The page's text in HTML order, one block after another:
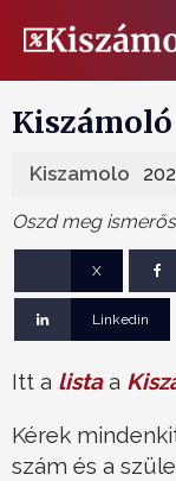
Kiszamolo
Oszd meg
X
Linkedin
Itt a lista a
Kérek
szám és a